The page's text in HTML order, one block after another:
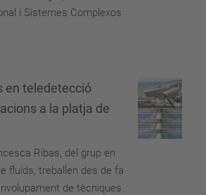
i Sistemes Complexos
en teledetecció
a la platja de
Ribas, del grup en
fluids, treballen des de fa
de tècniques